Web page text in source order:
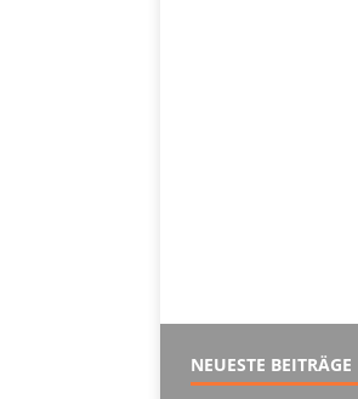
NEUESTE BEITRÄGE